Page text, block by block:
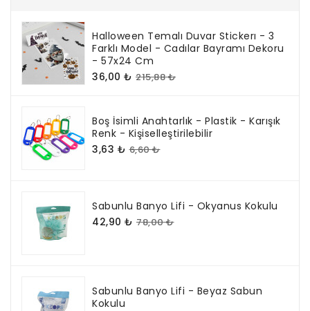
Halloween Temalı Duvar Stickerı - 3
Farklı Model - Cadılar Bayramı Dekoru
- 57x24 Cm
36,00 ₺ 215,88 ₺
Boş İsimli Anahtarlık - Plastik - Karışık
Renk - Kişiselleştirilebilir
3,63 ₺ 6,60 ₺
Sabunlu Banyo Lifi - Okyanus Kokulu
42,90 ₺ 78,00 ₺
Sabunlu Banyo Lifi - Beyaz Sabun
Kokulu